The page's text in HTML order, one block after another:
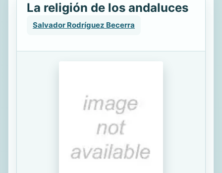
La religión de los andaluces
Salvador Rodríguez Becerra